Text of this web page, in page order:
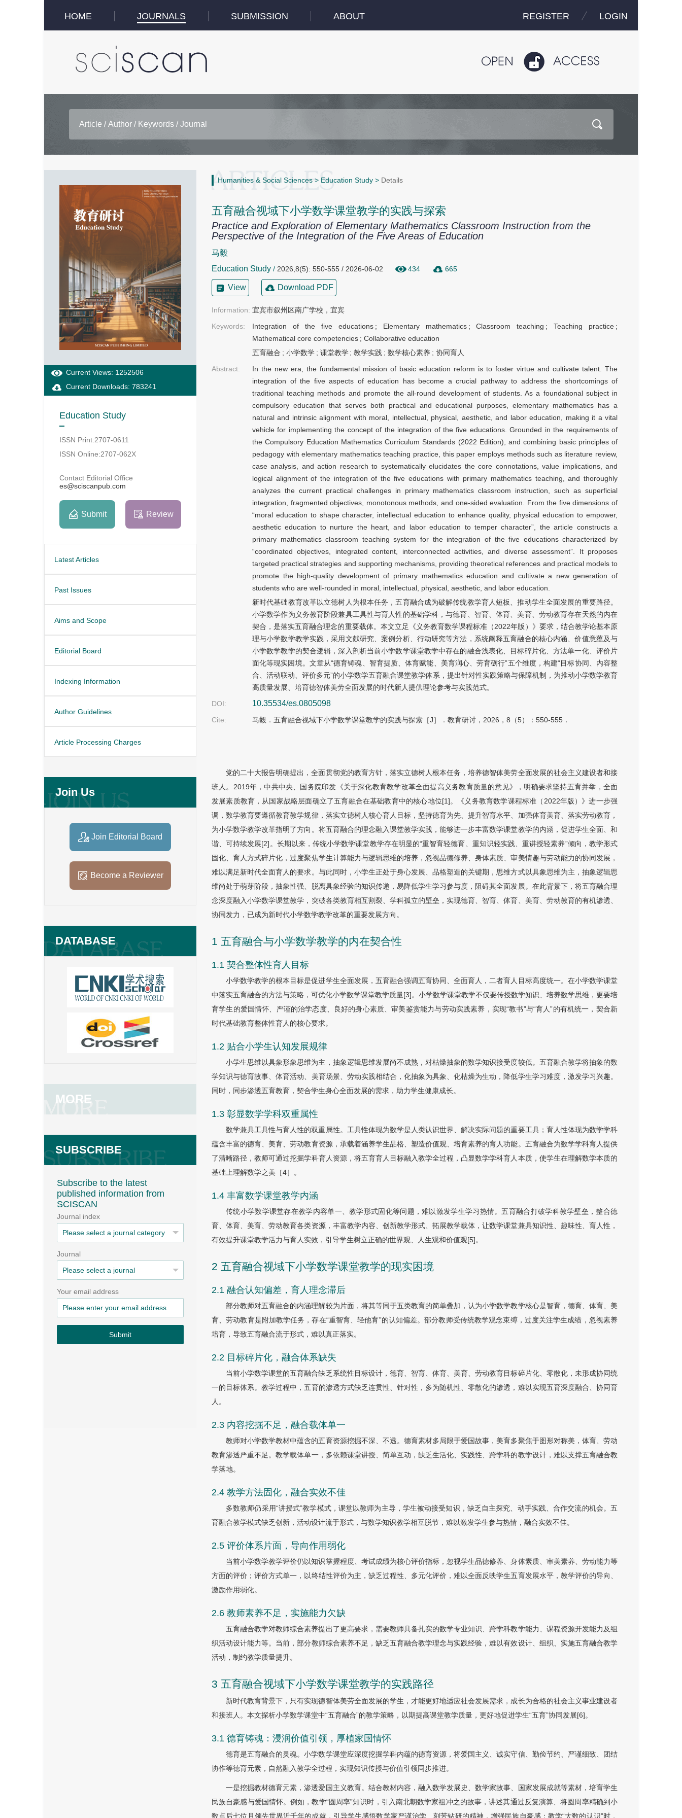
HOME JOURNALS SUBMISSION ABOUT REGISTER LOGIN
Current Views: 1252506
Current Downloads: 783241
Education Study
ISSN Print:2707-0611
ISSN Online:2707-062X
Contact Editorial Office
es@sciscanpub.com
Submit Review
Latest Articles
Past Issues
Aims and Scope
Editorial Board
Indexing Information
Author Guidelines
Article Processing Charges
Join Us
Join Editorial Board
Become a Reviewer
DATABASE
MORE
SUBSCRIBE
Subscribe to the latest
published information from
SCISCAN
Journal index
Journal
Your email address
Submit
Humanities & Social Sciences > Education Study > Details
五育融合视域下小学数学课堂教学的实践与探索
Practice and Exploration of Elementary Mathematics Classroom Instruction from the
Perspective of the Integration of the Five Areas of Education
马毅
Education Study / 2026,8(5): 550-555 / 2026-06-02 434 665
View Download PDF
Information: 宜宾市叙州区南广学校，宜宾
Keywords:
Integration of the five educations ; Elementary mathematics ;Classroom teaching ;Teaching practice ;
Mathematical core competencies ; Collaborative education
五育融合 ; 小学数学 ; 课堂教学 ;教学实践 ;数学核心素养 ; 协同育人
Abstract:
In the new era, the fundamental mission of basic education reform is to foster virtue and cultivate talent. The
integration of the five aspects of education has become a crucial pathway to address the shortcomings of
traditional teaching methods and promote the all-round development of students. As a foundational subject in
compulsory education that serves both practical and educational purposes, elementary mathematics has a
natural and intrinsic alignment with moral, intellectual, physical, aesthetic, and labor education, making it a vital
vehicle for implementing the concept of the integration of the five educations. Grounded in the requirements of
the Compulsory Education Mathematics Curriculum Standards (2022 Edition), and combining basic principles of
pedagogy with elementary mathematics teaching practice, this paper employs methods such as literature review,
case analysis, and action research to systematically elucidates the core connotations, value implications, and
logical alignment of the integration of the five educations with primary mathematics teaching, and thoroughly
analyzes the current practical challenges in primary mathematics classroom instruction, such as superficial
integration, fragmented objectives, monotonous methods, and one-sided evaluation. From the five dimensions of
“moral education to shape character, intellectual education to enhance quality, physical education to empower,
aesthetic education to nurture the heart, and labor education to temper character”, the article constructs a
primary mathematics classroom teaching system for the integration of the five educations characterized by
“coordinated objectives, integrated content, interconnected activities, and diverse assessment”. It proposes
targeted practical strategies and supporting mechanisms, providing theoretical references and practical models to
promote the high-quality development of primary mathematics education and cultivate a new generation of
students who are well-rounded in moral, intellectual, physical, aesthetic, and labor education.
新时代基础教育改革以立德树人为根本任务，五育融合成为破解传统教学育人短板、推动学生全面发展的重要路径。
小学数学作为义务教育阶段兼具工具性与育人性的基础学科，与德育、智育、体育、美育、劳动教育存在天然的内在
契合，是落实五育融合理念的重要载体。本文立足《义务教育数学课程标准（2022年版）》要求，结合教学论基本原
理与小学数学教学实践，采用文献研究、案例分析、行动研究等方法，系统阐释五育融合的核心内涵、价值意蕴及与
小学数学教学的契合逻辑，深入剖析当前小学数学课堂教学中存在的融合浅表化、目标碎片化、方法单一化、评价片
面化等现实困境。文章从“德育铸魂、智育提质、体育赋能、美育润心、劳育砺行”五个维度，构建“目标协同、内容整
合、活动联动、评价多元”的小学数学五育融合课堂教学体系，提出针对性实践策略与保障机制，为推动小学数学教育
高质量发展、培育德智体美劳全面发展的时代新人提供理论参考与实践范式。
DOI:
10.35534/es.0805098
Cite: 马毅．五育融合视域下小学数学课堂教学的实践与探索［J］．教育研讨，2026，8（5）：550-555．
党的二十大报告明确提出，全面贯彻党的教育方针，落实立德树人根本任务，培养德智体美劳全面发展的社会主义建设者和接
班人。2019年，中共中央、国务院印发《关于深化教育教学改革全面提高义务教育质量的意见》，明确要求坚持五育并举，全面
发展素质教育，从国家战略层面确立了五育融合在基础教育中的核心地位[1]。《义务教育数学课程标准（2022年版）》进一步强
调，数学教育要遵循教育教学规律，落实立德树人核心育人目标，坚持德育为先、提升智育水平、加强体育美育、落实劳动教育，
为小学数学教学改革指明了方向。将五育融合的理念融入课堂教学实践，能够进一步丰富数学课堂教学的内涵，促进学生全面、和
谐、可持续发展[2]。长期以来，传统小学数学课堂教学存在明显的“重智育轻德育、重知识轻实践、重讲授轻素养”倾向，教学形式
固化、育人方式碎片化，过度聚焦学生计算能力与逻辑思维的培养，忽视品德修养、身体素质、审美情趣与劳动能力的协同发展，
难以满足新时代全面育人的要求。与此同时，小学生正处于身心发展、品格塑造的关键期，思维方式以具象思维为主，抽象逻辑思
维尚处于萌芽阶段，抽象性强、脱离具象经验的知识传递，易降低学生学习参与度，阻碍其全面发展。在此背景下，将五育融合理
念深度融入小学数学课堂教学，突破各类教育相互割裂、学科孤立的壁垒，实现德育、智育、体育、美育、劳动教育的有机渗透、
协同发力，已成为新时代小学数学教学改革的重要发展方向。
1 五育融合与小学数学教学的内在契合性
1.1 契合整体性育人目标
小学数学教学的根本目标是促进学生全面发展，五育融合强调五育协同、全面育人，二者育人目标高度统一。在小学数学课堂
中落实五育融合的方法与策略，可优化小学数学课堂教学质量[3]。小学数学课堂教学不仅要传授数学知识、培养数学思维，更要培
育学生的爱国情怀、严谨的治学态度、良好的身心素质、审美鉴赏能力与劳动实践素养，实现“教书”与“育人”的有机统一，契合新
时代基础教育整体性育人的核心要求。
1.2 贴合小学生认知发展规律
小学生思维以具象形象思维为主，抽象逻辑思维发展尚不成熟，对枯燥抽象的数学知识接受度较低。五育融合教学将抽象的数
学知识与德育故事、体育活动、美育场景、劳动实践相结合，化抽象为具象、化枯燥为生动，降低学生学习难度，激发学习兴趣。
同时，同步渗透五育教育，契合学生身心全面发展的需求，助力学生健康成长。
1.3 彰显数学学科双重属性
数学兼具工具性与育人性的双重属性。工具性体现为数学是人类认识世界、解决实际问题的重要工具；育人性体现为数学学科
蕴含丰富的德育、美育、劳动教育资源，承载着涵养学生品格、塑造价值观、培育素养的育人功能。五育融合为数学学科育人提供
了清晰路径，教师可通过挖掘学科育人资源，将五育育人目标融入教学全过程，凸显数学学科育人本质，使学生在理解数学本质的
基础上理解数学之美 ［4］ 。
1.4 丰富数学课堂教学内涵
传统小学数学课堂存在教学内容单一、教学形式固化等问题，难以激发学生学习热情。五育融合打破学科教学壁垒，整合德
育、体育、美育、劳动教育各类资源，丰富教学内容、创新教学形式、拓展教学载体，让数学课堂兼具知识性、趣味性、育人性，
有效提升课堂教学活力与育人实效，引导学生树立正确的世界观、人生观和价值观[5]。
2 五育融合视域下小学数学课堂教学的现实困境
2.1 融合认知偏差，育人理念滞后
部分教师对五育融合的内涵理解较为片面，将其等同于五类教育的简单叠加，认为小学数学教学核心是智育，德育、体育、美
育、劳动教育是附加教学任务，存在“重智育、轻他育”的认知偏差。部分教师受传统教学观念束缚，过度关注学生成绩，忽视素养
培育，导致五育融合流于形式，难以真正落实。
2.2 目标碎片化，融合体系缺失
当前小学数学课堂的五育融合缺乏系统性目标设计，德育、智育、体育、美育、劳动教育目标碎片化、零散化，未形成协同统
一的目标体系。教学过程中，五育的渗透方式缺乏连贯性、针对性，多为随机性、零散化的渗透，难以实现五育深度融合、协同育
人。
2.3 内容挖掘不足，融合载体单一
教师对小学数学教材中蕴含的五育资源挖掘不深、不透。德育素材多局限于爱国故事，美育多聚焦于图形对称美，体育、劳动
教育渗透严重不足。教学载体单一，多依赖课堂讲授、简单互动，缺乏生活化、实践性、跨学科的教学设计，难以支撑五育融合教
学落地。
2.4 教学方法固化，融合实效不佳
多数教师仍采用“讲授式”教学模式，课堂以教师为主导，学生被动接受知识，缺乏自主探究、动手实践、合作交流的机会。五
育融合教学模式缺乏创新，活动设计流于形式，与数学知识教学相互脱节，难以激发学生参与热情，融合实效不佳。
2.5 评价体系片面，导向作用弱化
当前小学数学教学评价仍以知识掌握程度、考试成绩为核心评价指标，忽视学生品德修养、身体素质、审美素养、劳动能力等
方面的评价；评价方式单一，以终结性评价为主，缺乏过程性、多元化评价，难以全面反映学生五育发展水平，教学评价的导向、
激励作用弱化。
2.6 教师素养不足，实施能力欠缺
五育融合教学对教师综合素养提出了更高要求，需要教师具备扎实的数学专业知识、跨学科教学能力、课程资源开发能力及组
织活动设计能力等。当前，部分教师综合素养不足，缺乏五育融合教学理念与实践经验，难以有效设计、组织、实施五育融合教学
活动，制约教学质量提升。
3 五育融合视域下小学数学课堂教学的实践路径
新时代教育背景下，只有实现德智体美劳全面发展的学生，才能更好地适应社会发展需求，成长为合格的社会主义事业建设者
和接班人。本文探析小学数学课堂中“五育融合”的教学策略，以期提高课堂教学质量，更好地促进学生“五育”协同发展[6]。
3.1 德育铸魂：浸润价值引领，厚植家国情怀
德育是五育融合的灵魂。小学数学课堂应深度挖掘学科内蕴的德育资源，将爱国主义、诚实守信、勤俭节约、严谨细致、团结
协作等德育元素，自然融入教学全过程，实现知识传授与价值引领同步推进。
一是挖掘教材德育元素，渗透爱国主义教育。结合教材内容，融入数学发展史、数学家故事、国家发展成就等素材，培育学生
民族自豪感与爱国情怀。例如，教学“圆周率”知识时，引入南北朝数学家祖冲之的故事，讲述其通过反复演算、将圆周率精确到小
数点后七位且领先世界近千年的成就，引导学生感悟数学家严谨治学、刻苦钻研的精神，增强民族自豪感；教学“大数的认识”时，